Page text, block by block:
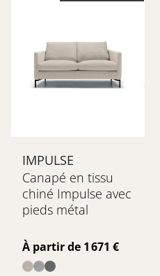
IMPULSE
Canapé en tissu
chiné Impulse avec
pieds métal
Prix
À partir de 1 671 €